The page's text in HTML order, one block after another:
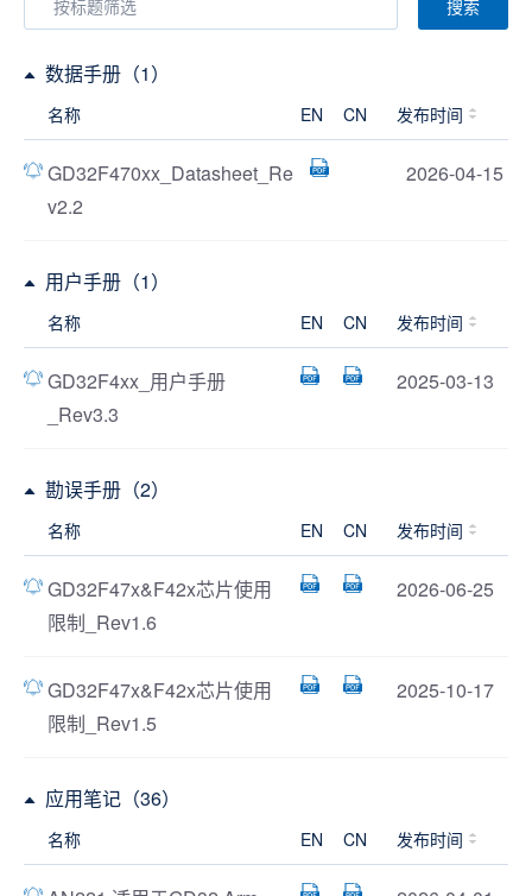
搜索
数据手册（1）
名称 EN CN 发布时间
GD32F470xx_Datasheet_Re
v2.2
2026-04-15
用户手册（1）
名称 EN CN 发布时间
GD32F4xx_用户手册
_Rev3.3
2025-03-13
勘误手册（2）
名称 EN CN 发布时间
GD32F47x&F42x芯片使用
限制_Rev1.6
2026-06-25
GD32F47x&F42x芯片使用
限制_Rev1.5
2025-10-17
应用笔记（36）
名称 EN CN 发布时间